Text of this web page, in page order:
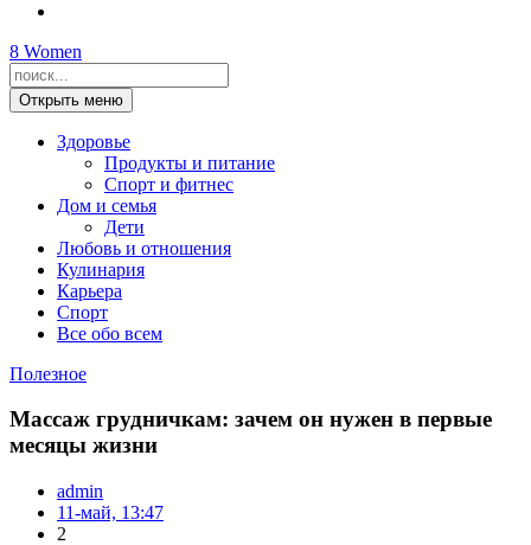
8 Women
Открыть меню
Здоровье
Продукты и питание
Спорт и фитнес
Дом и семья
Дети
Любовь и отношения
Кулинария
Карьера
Спорт
Все обо всем
Полезное
Массаж грудничкам: зачем он нужен в первые
месяцы жизни
admin
11-май, 13:47
2